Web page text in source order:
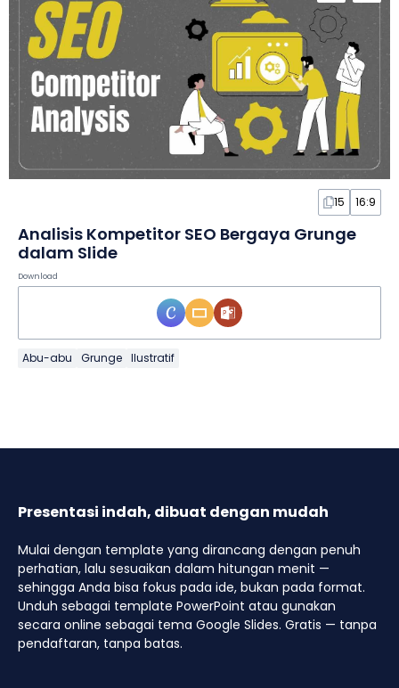
15 16:9
Analisis Kompetitor SEO Bergaya Grunge
dalam Slide
Download
Abu-abu Grunge Ilustratif
Presentasi indah, dibuat dengan mudah
Mulai dengan template yang dirancang dengan penuh
perhatian, lalu sesuaikan dalam hitungan menit —
sehingga Anda bisa fokus pada ide, bukan pada format.
Unduh sebagai template PowerPoint atau gunakan
secara online sebagai tema Google Slides. Gratis — tanpa
pendaftaran, tanpa batas.